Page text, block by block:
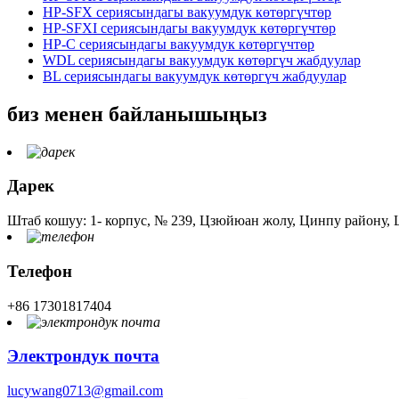
HP-SFX сериясындагы вакуумдук көтөргүчтөр
HP-SFXI сериясындагы вакуумдук көтөргүчтөр
HP-C сериясындагы вакуумдук көтөргүчтөр
WDL сериясындагы вакуумдук көтөргүч жабдуулар
BL сериясындагы вакуумдук көтөргүч жабдуулар
биз менен байланышыңыз
Дарек
Штаб кошуу: 1- корпус, № 239, Цзюйюан жолу, Цинпу району,
Телефон
+86 17301817404
Электрондук почта
lucywang0713@gmail.com